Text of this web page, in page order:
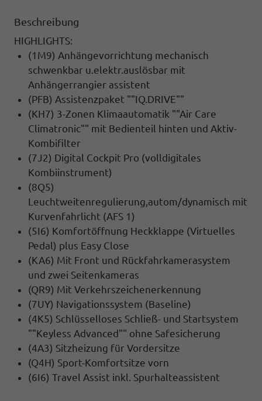
Beschreibung
HIGHLIGHTS:
(1M9) Anhängevorrichtung mechanisch
schwenkbar u.elektr.auslösbar mit
Anhängerrangier assistent
(PFB) Assistenzpaket ""IQ.DRIVE""
(KH7) 3-Zonen Klimaautomatik ""Air Care
Climatronic"" mit Bedienteil hinten und Aktiv-
Kombifilter
(7J2) Digital Cockpit Pro (volldigitales
Kombiinstrument)
(8Q5)
Leuchtweitenregulierung,autom/dynamisch mit
Kurvenfahrlicht (AFS 1)
(5I6) Komfortöffnung Heckklappe (Virtuelles
Pedal) plus Easy Close
(KA6) Mit Front und Rückfahrkamerasystem
und zwei Seitenkameras
(QR9) Mit Verkehrszeichenerkennung
(7UY) Navigationssystem (Baseline)
(4K5) Schlüsselloses Schließ- und Startsystem
""Keyless Advanced"" ohne Safesicherung
(4A3) Sitzheizung für Vordersitze
(Q4H) Sport-Komfortsitze vorn
(6I6) Travel Assist inkl. Spurhalteassistent